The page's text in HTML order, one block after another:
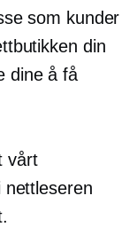
som kunder
din
dine å få
vårt
nettleseren